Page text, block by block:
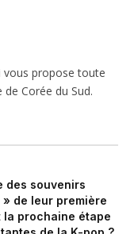
propose toute
Corée du Sud.
des souvenirs
de leur première
la prochaine étape